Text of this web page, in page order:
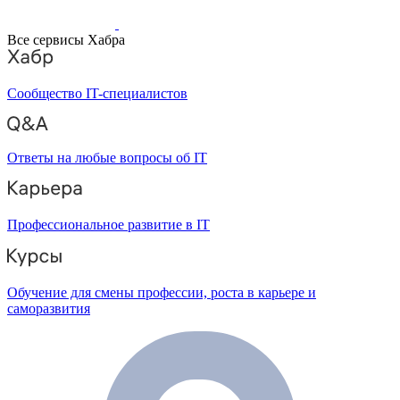
Все сервисы Хабра
Сообщество IT-специалистов
Ответы на любые вопросы об IT
Профессиональное развитие в IT
Обучение для смены профессии, роста в карьере и
саморазвития